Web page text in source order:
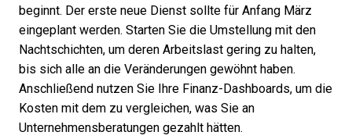
beginnt. Der erste neue Dienst sollte für Anfang März
eingeplant werden. Starten Sie die Umstellung mit den
Nachtschichten, um deren Arbeitslast gering zu halten,
bis sich alle an die Veränderungen gewöhnt haben.
Anschließend nutzen Sie Ihre Finanz-Dashboards, um die
Kosten mit dem zu vergleichen, was Sie an
Unternehmensberatungen gezahlt hätten.